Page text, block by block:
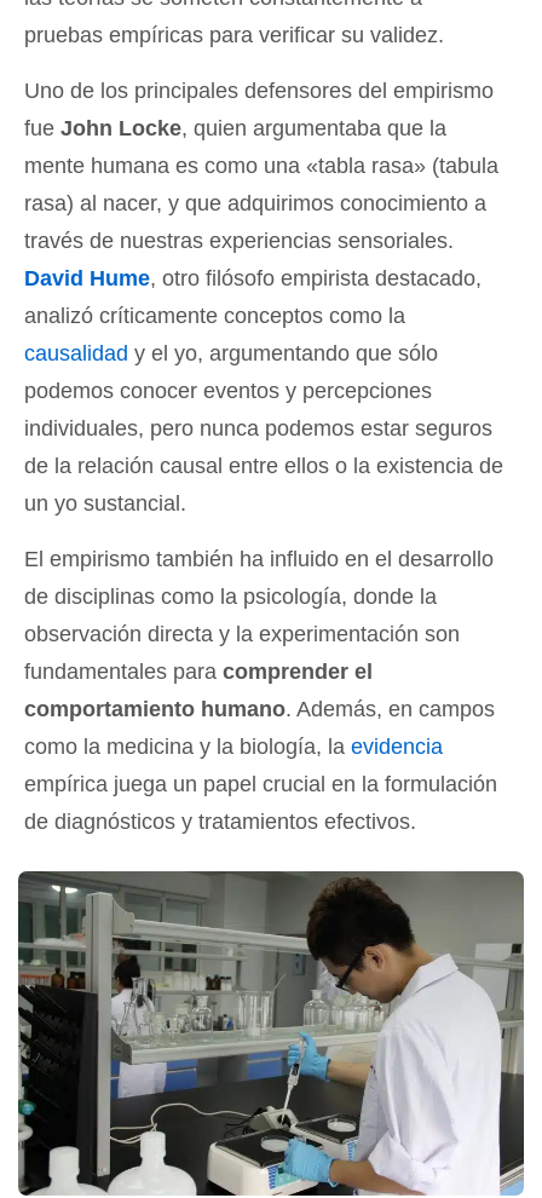
pruebas empíricas para verificar su validez.
Uno de los principales defensores del empirismo
fue John Locke, quien argumentaba que la
mente humana es como una «tabla rasa» (tabula
rasa) al nacer, y que adquirimos conocimiento a
través de nuestras experiencias sensoriales.
David Hume, otro filósofo empirista destacado,
analizó críticamente conceptos como la
causalidad y el yo, argumentando que sólo
podemos conocer eventos y percepciones
individuales, pero nunca podemos estar seguros
de la relación causal entre ellos o la existencia de
un yo sustancial.
El empirismo también ha influido en el desarrollo
de disciplinas como la psicología, donde la
observación directa y la experimentación son
fundamentales para comprender el
comportamiento humano. Además, en campos
como la medicina y la biología, la evidencia
empírica juega un papel crucial en la formulación
de diagnósticos y tratamientos efectivos.